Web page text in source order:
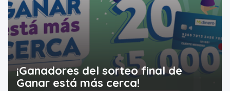
¡Ganadores del sorteo final de
Ganar está más cerca!